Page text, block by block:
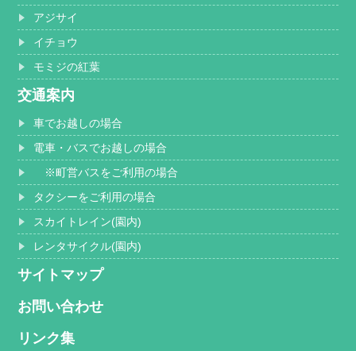
アジサイ
イチョウ
モミジの紅葉
交通案内
車でお越しの場合
電車・バスでお越しの場合
※町営バスをご利用の場合
タクシーをご利用の場合
スカイトレイン(園内)
レンタサイクル(園内)
サイトマップ
お問い合わせ
リンク集